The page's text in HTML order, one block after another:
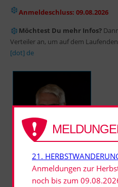
Anmeldeschluss: 09.08.2026
Möchtest Du mehr Infos?
Verteiler an, um auf dem
[dot] de
Martin Irion
Ausschussmitglied
Herbstwanderung
Langlauf
21.
Anmeldungen zur
noch bis zum